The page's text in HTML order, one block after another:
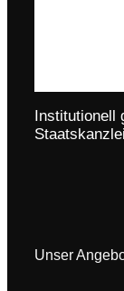
Institutionell
Staatskanzlei
Unser